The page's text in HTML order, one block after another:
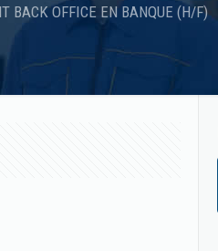
BACK OFFICE EN BANQUE (H/F)